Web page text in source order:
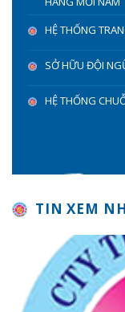
HỆ THỐNG
SỞ HỮU ĐỘI
HỆ THỐNG
TIN XEM